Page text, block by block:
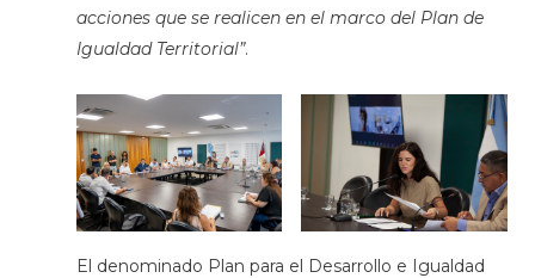
acciones que se realicen en el marco del Plan de
Igualdad Territorial”.
El denominado Plan para el Desarrollo e Igualdad